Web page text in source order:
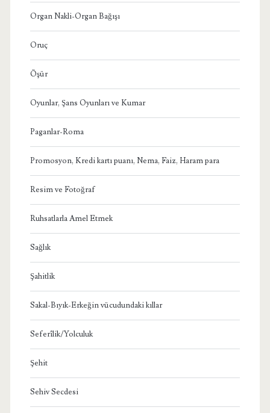
Organ Nakli-Organ Bağışı
Oruç
Öşür
Oyunlar, Şans Oyunları ve Kumar
Paganlar-Roma
Promosyon, Kredi kartı puanı, Nema, Faiz, Haram para
Resim ve Fotoğraf
Ruhsatlarla Amel Etmek
Sağlık
Şahitlik
Sakal-Bıyık-Erkeğin vücudundaki kıllar
Seferîlik/Yolculuk
Şehit
Sehiv Secdesi